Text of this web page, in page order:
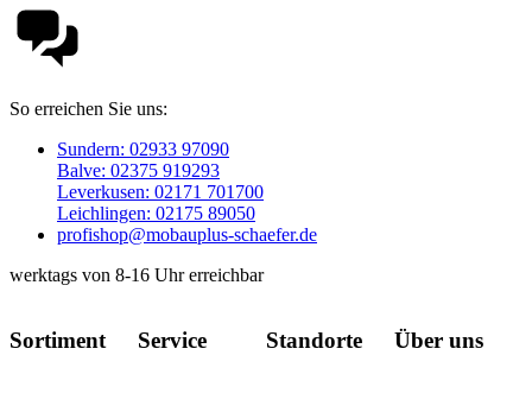
So erreichen Sie uns:
Sundern: 02933 97090
Balve: 02375 919293
Leverkusen: 02171 701700
Leichlingen: 02175 89050
profishop@mobauplus-schaefer.de
werktags von 8-16 Uhr erreichbar
Sortiment Service Standorte Über uns